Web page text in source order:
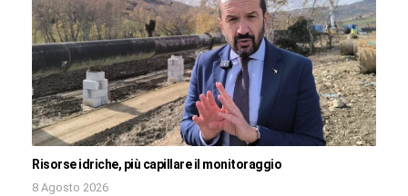
Risorse idriche, più capillare il monitoraggio
8 Agosto 2026